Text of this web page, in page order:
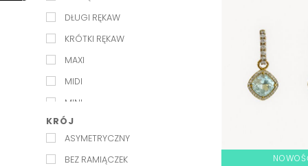
DŁUGI RĘKAW
KRÓTKI RĘKAW
MAXI
MIDI
MINI
PÓŁRĘKAWEK
RĘKAW 3/4
KRÓJ
ASYMETRYCZNY
BEZ RAMIĄCZEK